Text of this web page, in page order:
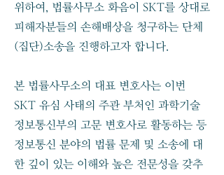
위하여, 법률사무소 화음이 SKT를 상대로
피해자분들의 손해배상을 청구하는 단체
(집단)소송을 진행하고자 합니다.
본 법률사무소의 대표 변호사는 이번
SKT 유심 사태의 주관 부처인 과학기술
정보통신부의 고문 변호사로 활동하는 등
정보통신 분야의 법률 문제 및 소송에 대
한 깊이 있는 이해와 높은 전문성을 갖추